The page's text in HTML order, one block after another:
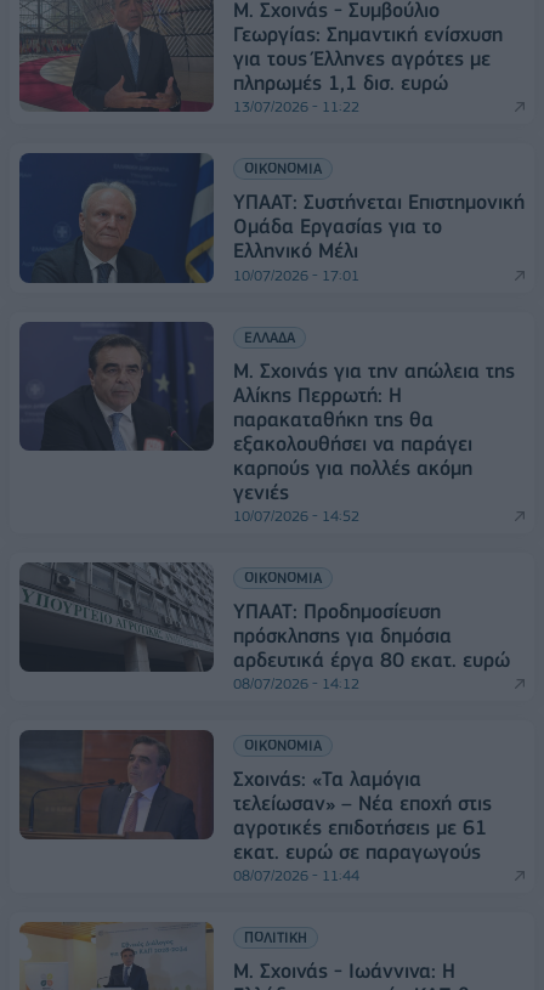
Μ. Σχοινάς - Συμβούλιο
Γεωργίας: Σημαντική ενίσχυση
για τους Έλληνες αγρότες με
πληρωμές 1,1 δισ. ευρώ
13/07/2026 - 11:22
ΟΙΚΟΝΟΜΙΑ
ΥΠΑΑΤ: Συστήνεται Επιστημονική
Ομάδα Εργασίας για το
Ελληνικό Μέλι
10/07/2026 - 17:01
ΕΛΛΑΔΑ
Μ. Σχοινάς για την απώλεια της
Αλίκης Περρωτή: Η
παρακαταθήκη της θα
εξακολουθήσει να παράγει
καρπούς για πολλές ακόμη
γενιές
10/07/2026 - 14:52
ΟΙΚΟΝΟΜΙΑ
ΥΠΑΑΤ: Προδημοσίευση
πρόσκλησης για δημόσια
αρδευτικά έργα 80 εκατ. ευρώ
08/07/2026 - 14:12
ΟΙΚΟΝΟΜΙΑ
Σχοινάς: «Τα λαμόγια
τελείωσαν» – Νέα εποχή στις
αγροτικές επιδοτήσεις με 61
εκατ. ευρώ σε παραγωγούς
08/07/2026 - 11:44
ΠΟΛΙΤΙΚΗ
Μ. Σχοινάς - Ιωάννινα: Η